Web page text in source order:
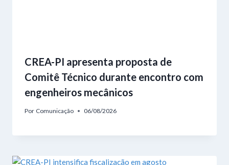
CREA-PI apresenta proposta de
Comitê Técnico durante encontro com
engenheiros mecânicos
Por Comunicação 06/08/2026